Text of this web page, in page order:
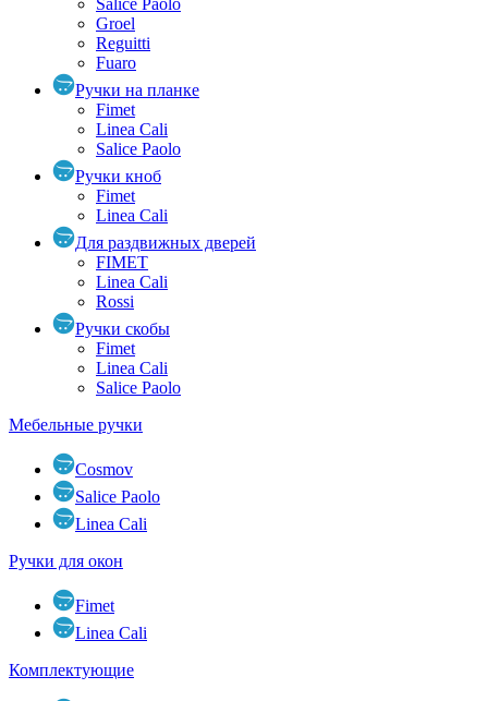
Groel
Reguitti
Fuaro
Ручки на планке
Fimet
Linea Cali
Salice Paolo
Ручки кноб
Fimet
Linea Cali
Для раздвижных дверей
FIMET
Linea Cali
Rossi
Ручки скобы
Fimet
Linea Cali
Salice Paolo
Мебельные ручки
Cosmov
Salice Paolo
Linea Cali
Ручки для окон
Fimet
Linea Cali
Комплектующие